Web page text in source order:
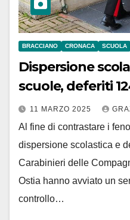
BRACCIANO CRONACA SCUOLA
Dispersione
scuole, deferiti
11 MARZO 2025
Al fine di contrastare i
dispersione scolastica e
Carabinieri delle
Ostia hanno avviato un
controllo…